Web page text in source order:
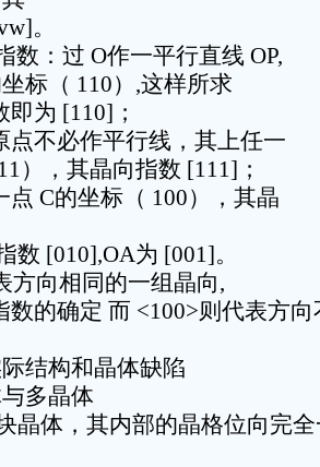
。
数：过 O作一平行直线 OP,
标（ 110）,这样所求
为 [110]；
点不必作平行线，其上任一
），其晶向指数 [111]；
点 C的坐标（ 100），其晶
数 [010],OA为 [001]。
方向相同的一组晶向,
数的确定 而 <100>则代表方
结构和晶体缺陷
与多晶体
晶体，其内部的晶格位向完